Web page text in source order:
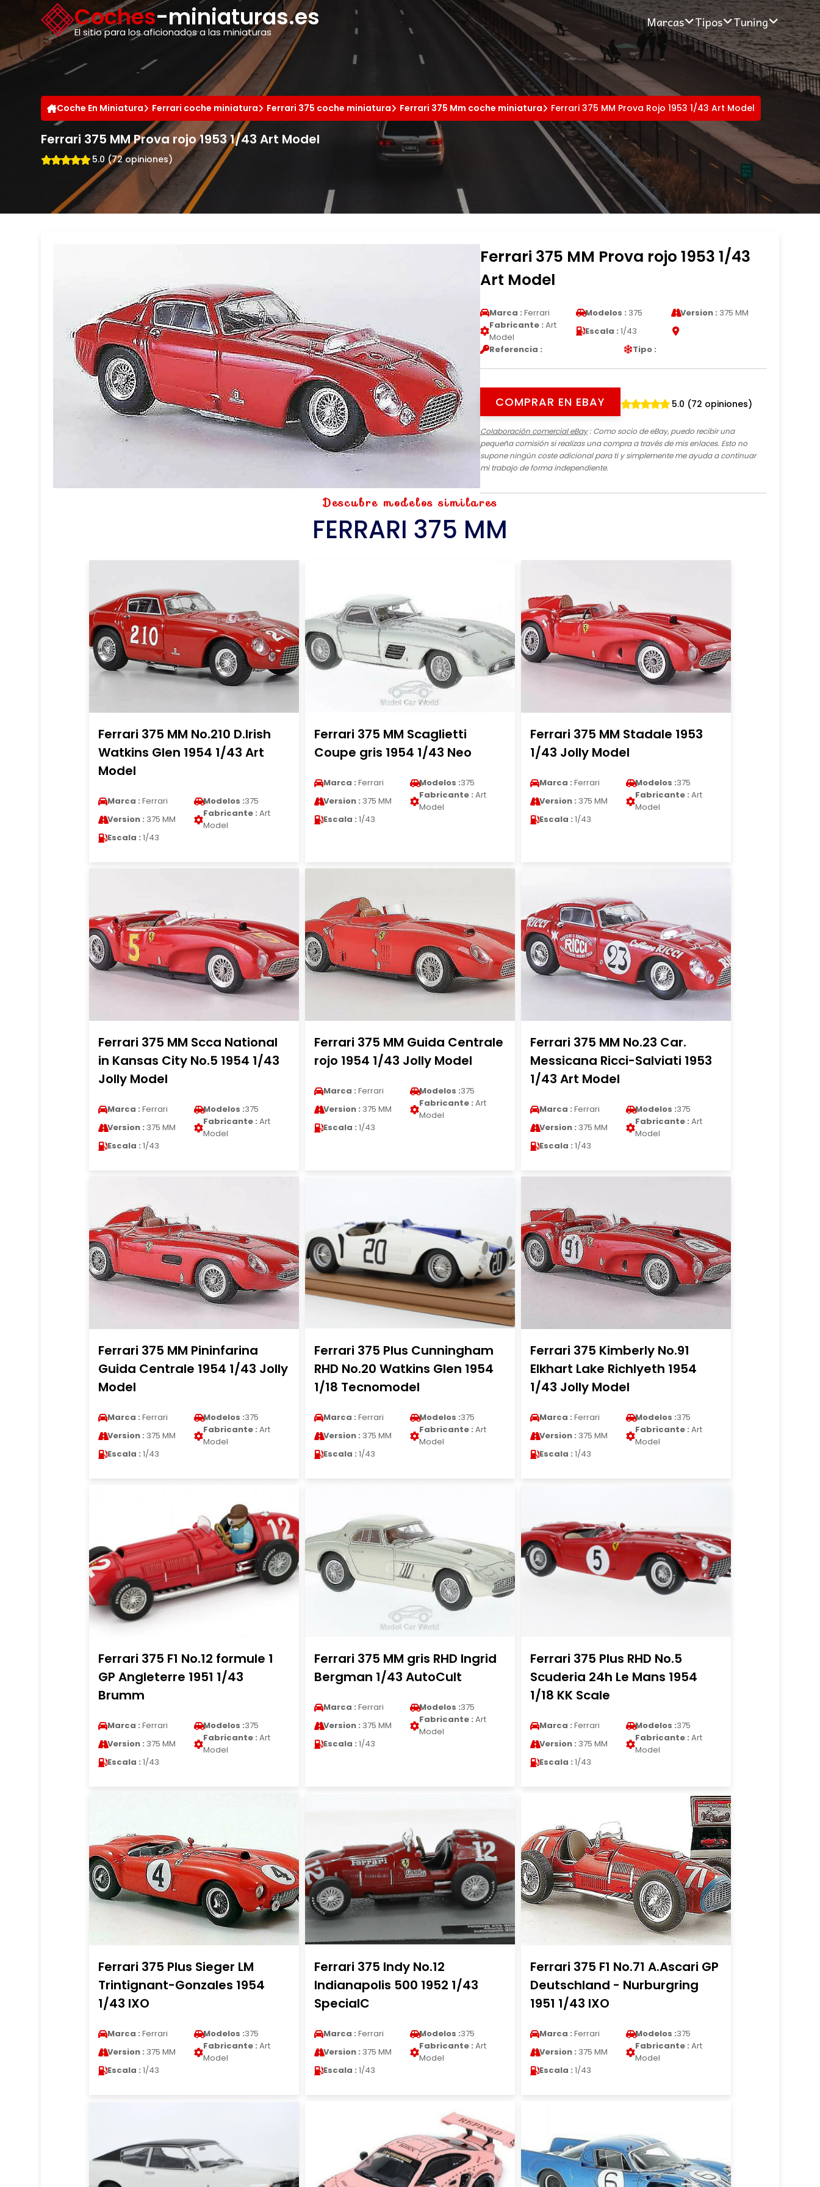
Coches-miniaturas.es
El sitio para los aficionados a las miniaturas
Marcas Tipos Tuning
Coche En Miniatura Ferrari coche miniatura Ferrari 375 coche miniatura Ferrari 375 Mm coche miniatura Ferrari 375 MM Prova Rojo 1953 1/43 Art Model
Ferrari 375 MM Prova rojo 1953 1/43 Art Model
5.0 (72 opiniones)
Ferrari 375 MM Prova rojo 1953 1/43
Art Model
Marca : Ferrari Modelos : 375 Version : 375 MM
Fabricante : Art
Model
Escala : 1/43
Referencia :
Tipo :
COMPRAR EN EBAY 5.0 (72 opiniones)
Colaboración comercial eBay: Como socio de eBay, puedo recibir una
pequeña comisión si realizas una compra a través de mis enlaces. Esto no
supone ningún coste adicional para ti y simplemente me ayuda a continuar
mi trabajo de forma independiente.
Descubre modelos similares
FERRARI 375 MM
Ferrari 375 MM No.210 D.Irish
Watkins Glen 1954 1/43 Art
Model
Marca : Ferrari Modelos :375
Version : 375 MM
Fabricante : Art
Model
Escala : 1/43
Ferrari 375 MM Scaglietti
Coupe gris 1954 1/43 Neo
Marca : Ferrari Modelos :375
Version : 375 MM
Fabricante : Art
Model
Escala : 1/43
Ferrari 375 MM Stadale 1953
1/43 Jolly Model
Marca : Ferrari Modelos :375
Version : 375 MM
Fabricante : Art
Model
Escala : 1/43
Ferrari 375 MM Scca National
in Kansas City No.5 1954 1/43
Jolly Model
Marca : Ferrari Modelos :375
Version : 375 MM
Fabricante : Art
Model
Escala : 1/43
Ferrari 375 MM Guida Centrale
rojo 1954 1/43 Jolly Model
Marca : Ferrari Modelos :375
Version : 375 MM
Fabricante : Art
Model
Escala : 1/43
Ferrari 375 MM No.23 Car.
Messicana Ricci-Salviati 1953
1/43 Art Model
Marca : Ferrari Modelos :375
Version : 375 MM
Fabricante : Art
Model
Escala : 1/43
Ferrari 375 MM Pininfarina
Guida Centrale 1954 1/43 Jolly
Model
Marca : Ferrari Modelos :375
Version : 375 MM
Fabricante : Art
Model
Escala : 1/43
Ferrari 375 Plus Cunningham
RHD No.20 Watkins Glen 1954
1/18 Tecnomodel
Marca : Ferrari Modelos :375
Version : 375 MM
Fabricante : Art
Model
Escala : 1/43
Ferrari 375 Kimberly No.91
Elkhart Lake Richlyeth 1954
1/43 Jolly Model
Marca : Ferrari Modelos :375
Version : 375 MM
Fabricante : Art
Model
Escala : 1/43
Ferrari 375 F1 No.12 formule 1
GP Angleterre 1951 1/43
Brumm
Marca : Ferrari Modelos :375
Version : 375 MM
Fabricante : Art
Model
Escala : 1/43
Ferrari 375 MM gris RHD Ingrid
Bergman 1/43 AutoCult
Marca : Ferrari Modelos :375
Version : 375 MM
Fabricante : Art
Model
Escala : 1/43
Ferrari 375 Plus RHD No.5
Scuderia 24h Le Mans 1954
1/18 KK Scale
Marca : Ferrari Modelos :375
Version : 375 MM
Fabricante : Art
Model
Escala : 1/43
Ferrari 375 Plus Sieger LM
Trintignant-Gonzales 1954
1/43 IXO
Marca : Ferrari Modelos :375
Version : 375 MM
Fabricante : Art
Model
Escala : 1/43
Ferrari 375 Indy No.12
Indianapolis 500 1952 1/43
SpecialC
Marca : Ferrari Modelos :375
Version : 375 MM
Fabricante : Art
Model
Escala : 1/43
Ferrari 375 F1 No.71 A.Ascari GP
Deutschland - Nurburgring
1951 1/43 IXO
Marca : Ferrari Modelos :375
Version : 375 MM
Fabricante : Art
Model
Escala : 1/43
Panel de gestión de cookies